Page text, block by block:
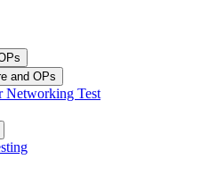
and OPs
Networking Test